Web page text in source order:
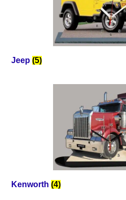
Jeep (5)
Kenworth (4)